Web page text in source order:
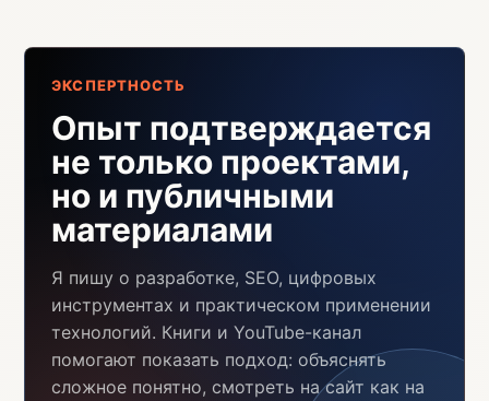
ЭКСПЕРТНОСТЬ
Опыт подтверждается
не только проектами,
но и публичными
материалами
Я пишу о разработке, SEO, цифровых
инструментах и практическом применении
технологий. Книги и YouTube-канал
помогают показать подход: объяснять
сложное понятно, смотреть на сайт как на